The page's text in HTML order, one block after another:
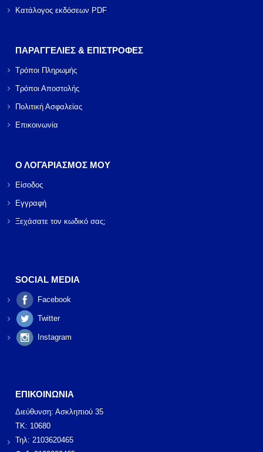
Κατάλογος εκδόσεων PDF
ΠΑΡΑΓΓΕΛΙΕΣ & ΕΠΙΣΤΡΟΦΕΣ
Τρόποι Πληρωμής
Τρόποι Αποστολής
Πολιτική Ασφαλείας
Επικοινωνία
Ο ΛΟΓΑΡΙΑΣΜΟΣ ΜΟΥ
Είσοδος
Εγγραφή
Ξεχάσατε τον κωδικό σας;
SOCIAL MEDIA
Facebook
Twitter
Instagram
ΕΠΙΚΟΙΝΩΝΙΑ
Διεύθυνση: Ασκληπιού 35
ΤΚ: 10680
Τηλ: 2103620465